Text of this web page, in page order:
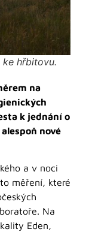
hřbitovu.
na
k jednání o
nové
a v noci
měření, které
Na
Eden,